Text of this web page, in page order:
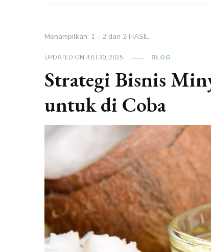
Menampilkan: 1 - 2 dari 2 HASIL
UPDATED ONJULI 30, 2025 BLOG
Strategi Bisnis
untuk di Coba